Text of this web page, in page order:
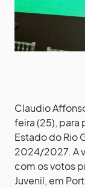
Claudio
feira (25), para
Estado do Rio
2024/2027. A
com os votos
Juvenil, em